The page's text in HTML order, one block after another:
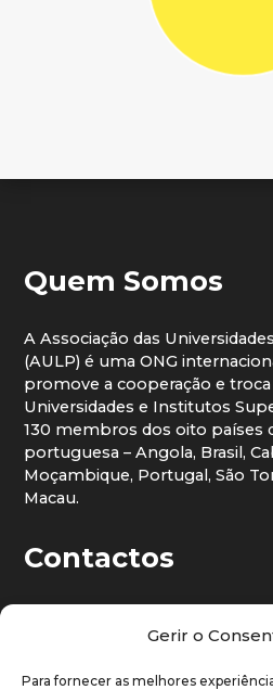
Gerir o
Para fornecer as melhores
Quem Somos
A Associação das
(AULP) é uma ONG
promove a cooperação e
Universidades e Institutos
130 membros dos oito países
portuguesa – Angola, Brasil,
Moçambique, Portugal, São
Macau.
Contactos